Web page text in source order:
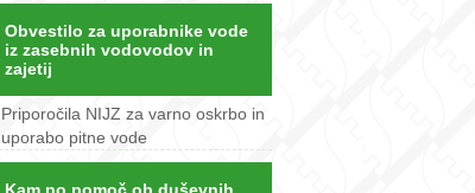
Obvestilo za uporabnike vode
iz zasebnih vodovodov in
zajetij
Priporočila NIJZ za varno oskrbo in
uporabo pitne vode